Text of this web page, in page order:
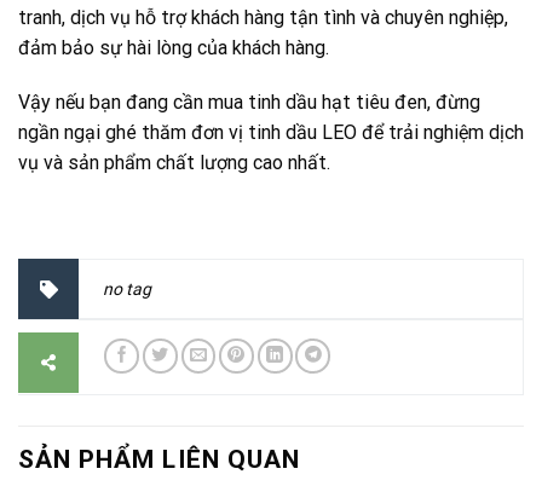
tranh, dịch vụ hỗ trợ khách hàng tận tình và chuyên nghiệp,
đảm bảo sự hài lòng của khách hàng.
Vậy nếu bạn đang cần mua tinh dầu hạt tiêu đen, đừng
ngần ngại ghé thăm đơn vị tinh dầu LEO để trải nghiệm dịch
vụ và sản phẩm chất lượng cao nhất.
no tag
SẢN PHẨM LIÊN QUAN